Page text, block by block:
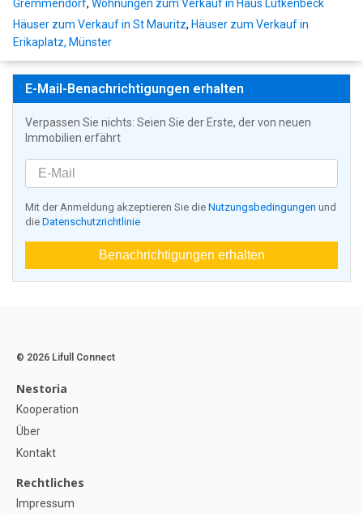
Gremmendorf, Wohnungen zum Verkauf in Haus Lütkenbeck
Häuser zum Verkauf in St Mauritz, Häuser zum Verkauf in
Erikaplatz, Münster
E-Mail-Benachrichtigungen erhalten
Verpassen Sie nichts: Seien Sie der Erste, der von neuen
Immobilien erfährt
Mit der Anmeldung akzeptieren Sie die Nutzungsbedingungen und
die Datenschutzrichtlinie
Benachrichtigungen erhalten
© 2026 Lifull Connect
Nestoria
Kooperation
Über
Kontakt
Rechtliches
Impressum